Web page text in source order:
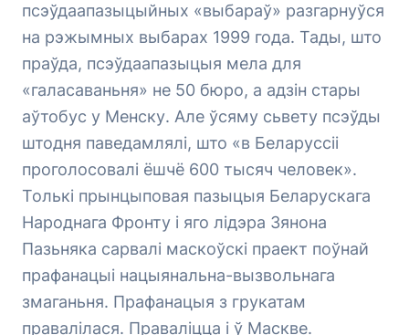
псэўдаапазыцыйных «выбараў» разгарнуўся
на рэжымных выбарах 1999 года. Тады, што
праўда, псэўдаапазыцыя мела для
«галасаваньня» не 50 бюро, а адзін стары
аўтобус у Менску. Але ўсяму сьвету псэўды
штодня паведамлялі, што «в Беларуссіі
проголосовалі ёшчё 600 тысяч человек».
Толькі прынцыповая пазыцыя Беларускага
Народнага Фронту і яго лідэра Зянона
Пазьняка сарвалі маскоўскі праект поўнай
прафанацыі нацыянальна-вызвольнага
змаганьня. Прафанацыя з грукатам
правалілася. Праваліцца і ў Маскве.